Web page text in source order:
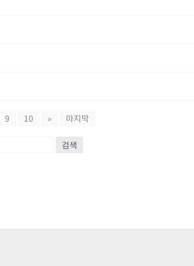
9 10 » 마지막
검색